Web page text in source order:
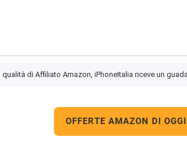
qualità di Affiliato Amazon, iPhoneItalia riceve un
OFFERTE AMAZON DI OGGI